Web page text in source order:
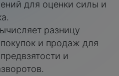
для оценки силы и
разницу
и продаж для
и